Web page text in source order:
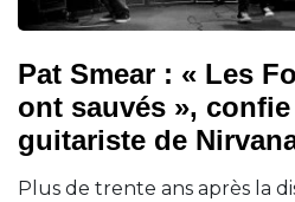
Pat Smear : « Les
ont sauvés »,
guitariste de
Plus de trente ans après la